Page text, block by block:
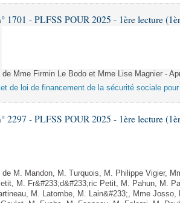
1701 - PLFSS POUR 2025 - 1ère lecture
de Mme Firmin Le Bodo et Mme Lise Magnier -
de loi de financement de la sécurité sociale pour
2297 - PLFSS POUR 2025 - 1ère lecture
de M. Mandon, M. Turquois, M. Philippe Vigier,
M. Fr&#233;d&#233;ric Petit, M. Pahun, M.
M. Latombe, M. Lain&#233;, Mme